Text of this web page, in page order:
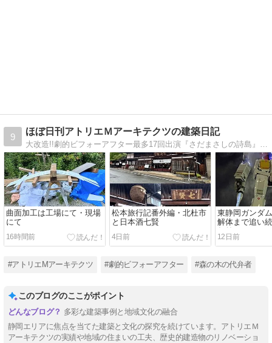
9
ほぼ日刊アトリエＭアーキテクツの建築日記
曲面加工は工場にて・現場
にて
16時間前
松本旅行記番外編・北杜市
と日本酒七賢
4日前
東静岡ガンダ
解体まで追い
12日前
#アトリエMアーキテクツ #劇的ビフォーアフター #森の木の代弁者
このブログのここがポイント
多彩な建築事例と地域文化の融合
静岡エリアに焦点を当てた建築と文化の探究を続けています。アトリエＭ
アーキテクツの実績や地域の住まいの工夫、歴史的建造物のリノベーショ